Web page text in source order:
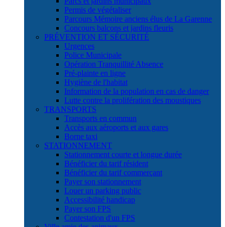
Permis de végétaliser
Parcours Mémoire anciens élus de La Garenne
Concours balcons et jardins fleuris
PRÉVENTION ET SÉCURITÉ
Urgences
Police Municipale
Opération Tranquillité Absence
Pré-plainte en ligne
Hygiène de l'habitat
Information de la population en cas de danger
Lutte contre la prolifération des moustiques
TRANSPORTS
Transports en commun
Accès aux aéroports et aux gares
Borne taxi
STATIONNEMENT
Stationnement courte et longue durée
Bénéficier du tarif résident
Bénéficier du tarif commerçant
Payer son stationnement
Louer un parking public
Accessibilité handicap
Payer son FPS
Contestation d'un FPS